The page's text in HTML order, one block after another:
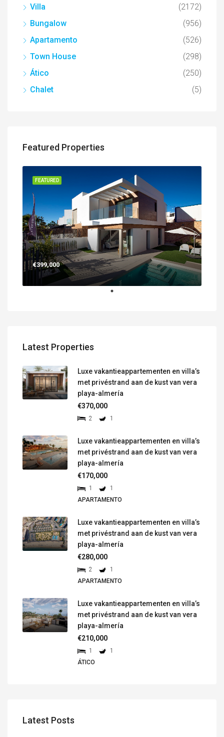
Villa
(2172)
Bungalow
(956)
Apartamento
(526)
Town House
(298)
Ático
(250)
Chalet
(5)
Featured Properties
FEATURED
€399,000
Latest Properties
Luxe vakantieappartementen en villa’s
met privéstrand aan de kust van vera
playa-almería
€370,000
2 1
Luxe vakantieappartementen en villa’s
met privéstrand aan de kust van vera
playa-almería
€170,000
1
1
APARTAMENTO
Luxe vakantieappartementen en villa’s
met privéstrand aan de kust van vera
playa-almería
€280,000
2
1
APARTAMENTO
Luxe vakantieappartementen en villa’s
met privéstrand aan de kust van vera
playa-almería
€210,000
1
1
ÁTICO
Latest Posts